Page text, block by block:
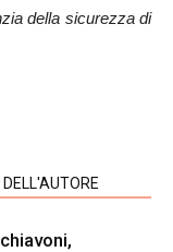
della sicurezza di